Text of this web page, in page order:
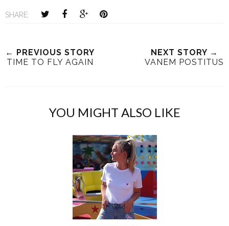
SHARE:
← PREVIOUS STORY
TIME TO FLY AGAIN
NEXT STORY →
VANEM POSTITUS
YOU MIGHT ALSO LIKE